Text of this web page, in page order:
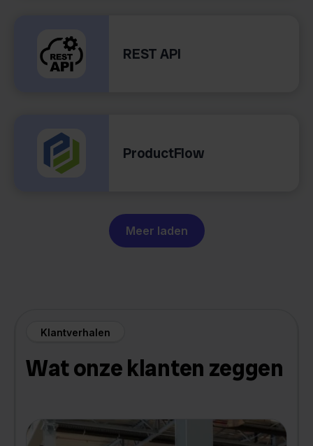
REST API
ProductFlow
Meer laden
Klantverhalen
Wat onze klanten zeggen